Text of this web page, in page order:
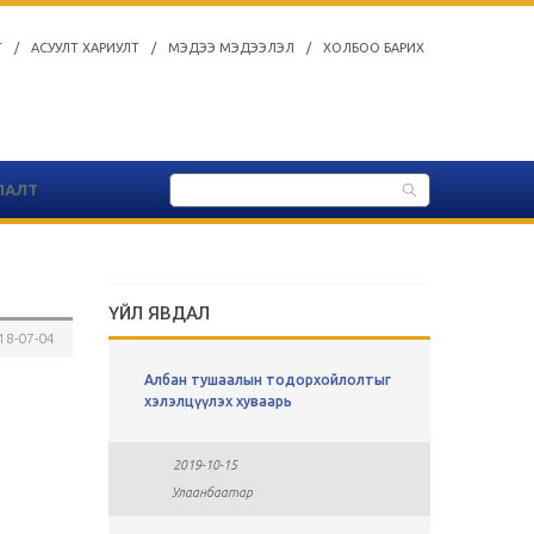
/ АСУУЛТ ХАРИУЛТ / МЭДЭЭ МЭДЭЭЛЭЛ / ХОЛБОО БАРИХ
07-04
ҮЙЛ ЯВДАЛ
Албан тушаалын тодорхойлолтыг
хэлэлцүүлэх хуваарь
2019-10-15
Улаанбаатар